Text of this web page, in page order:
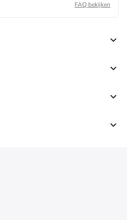
FAQ bekijken